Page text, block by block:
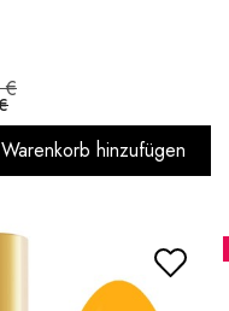
€
hinzufügen